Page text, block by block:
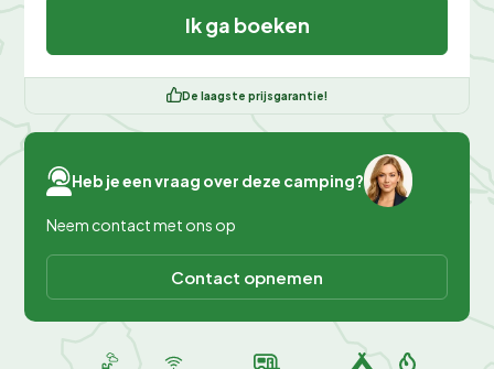
Ik ga boeken
De laagste prijsgarantie!
Heb je een vraag over deze camping?
Neem contact met ons op
Contact opnemen